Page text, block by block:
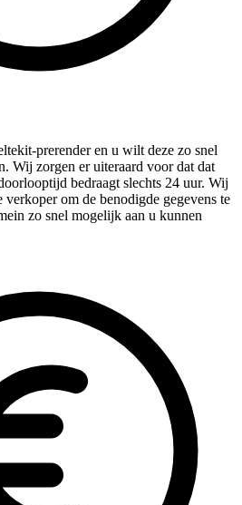
prerender en u wilt deze zo snel
Wij zorgen er uiteraard voor dat dat
bedraagt slechts 24 uur. Wij
om de benodigde gegevens te
zo snel mogelijk aan u kunnen